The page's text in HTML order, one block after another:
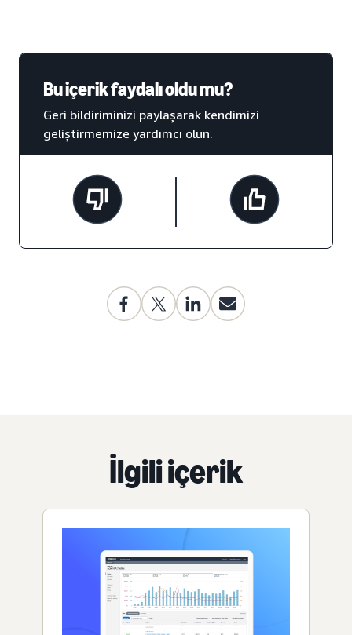
Bu içerik faydalı oldu mu?
Geri bildiriminizi paylaşarak kendimizi
geliştirmemize yardımcı olun.
İlgili içerik